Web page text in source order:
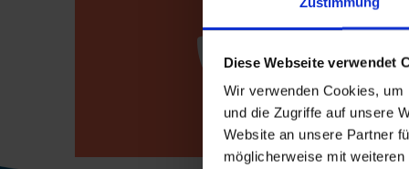
Diese Webseite verwendet
Wir verwenden Cookies,
und die Zugriffe auf unsere
Website an unsere Partner
möglicherweise mit
